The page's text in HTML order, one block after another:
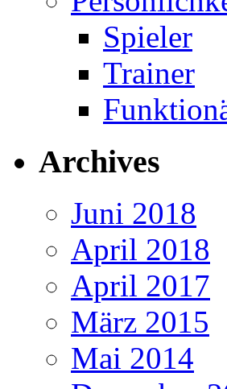
Spieler
Trainer
Archives
Juni 2018
April 2018
April 2017
März 2015
Mai 2014